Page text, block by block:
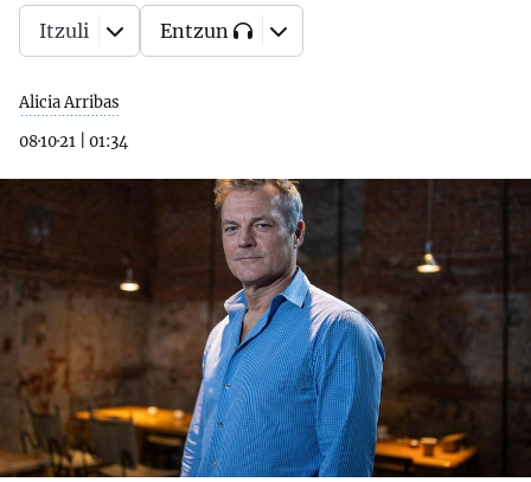
Alicia Arribas
08·10·21
01:34
Itzuli Entzun